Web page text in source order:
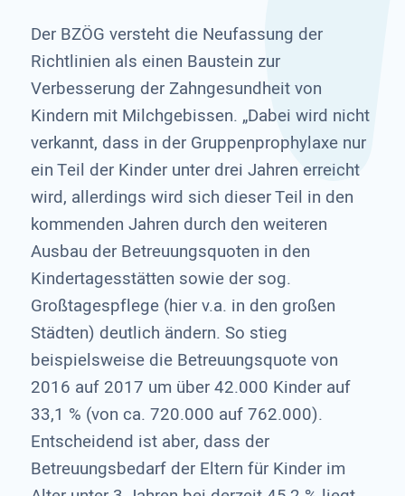
Der BZÖG versteht die Neufassung der
Richtlinien als einen Baustein zur
Verbesserung der Zahngesundheit von
Kindern mit Milchgebissen. „Dabei wird nicht
verkannt, dass in der Gruppenprophylaxe nur
ein Teil der Kinder unter drei Jahren erreicht
wird, allerdings wird sich dieser Teil in den
kommenden Jahren durch den weiteren
Ausbau der Betreuungsquoten in den
Kindertagesstätten sowie der sog.
Großtagespflege (hier v.a. in den großen
Städten) deutlich ändern. So stieg
beispielsweise die Betreuungsquote von
2016 auf 2017 um über 42.000 Kinder auf
33,1 % (von ca. 720.000 auf 762.000).
Entscheidend ist aber, dass der
Betreuungsbedarf der Eltern für Kinder im